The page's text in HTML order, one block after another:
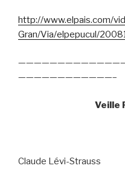
http://www.elpais.com/
Gran/Via/elpepucul/
————————————–
Veille
Claude Lévi-Strauss